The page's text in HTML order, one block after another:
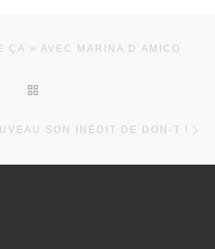
ÇA » AVEC MARINA D’AMICO
SON INÉDIT DE DON-T !